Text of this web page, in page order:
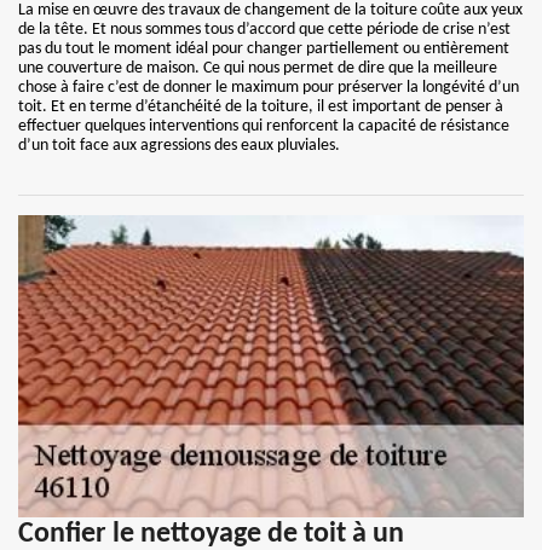
La mise en œuvre des travaux de changement de la toiture coûte aux yeux
de la tête. Et nous sommes tous d’accord que cette période de crise n’est
pas du tout le moment idéal pour changer partiellement ou entièrement
une couverture de maison. Ce qui nous permet de dire que la meilleure
chose à faire c’est de donner le maximum pour préserver la longévité d’un
toit. Et en terme d’étanchéité de la toiture, il est important de penser à
effectuer quelques interventions qui renforcent la capacité de résistance
d’un toit face aux agressions des eaux pluviales.
Confier le nettoyage de toit à un